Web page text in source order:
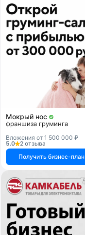
Мокрый нос
франшиза груминга
Вложения от 1 500 000 ₽
5.0
2 отзыва
Получить бизнес-план